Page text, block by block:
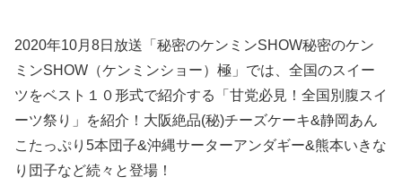
2020年10月8日放送「秘密のケンミンSHOW秘密のケン
ミンSHOW（ケンミンショー）極」では、全国のスイー
ツをベスト１０形式で紹介する「甘党必見！全国別腹スイ
ーツ祭り」を紹介！大阪絶品(秘)チーズケーキ&静岡あん
こたっぷり5本団子&沖縄サーターアンダギー&熊本いきな
り団子など続々と登場！